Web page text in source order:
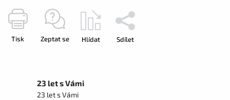
Tisk Zeptat se Hlídat Sdílet
23 let s Vámi
23 let s Vámi